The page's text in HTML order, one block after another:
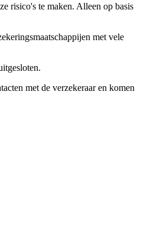
risico's te maken. Alleen op basis
met vele
met de verzekeraar en komen